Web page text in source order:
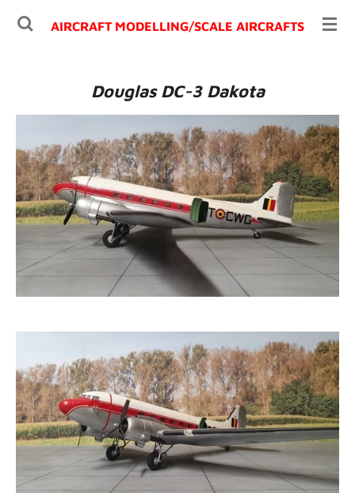
Ga
AIRCRAFT MODELLING/SCALE AIRCRAFTS
Douglas DC-3 Dakota